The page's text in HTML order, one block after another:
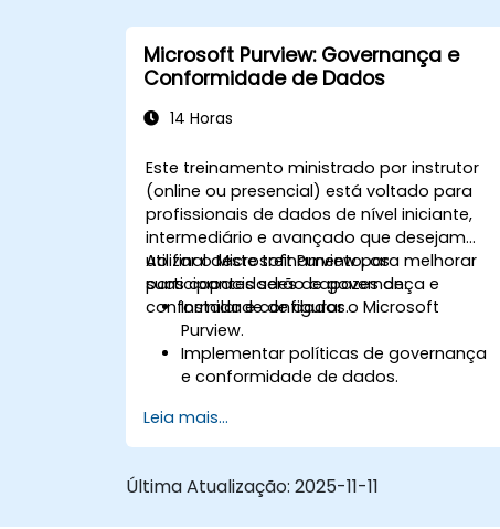
Microsoft Purview: Governança e
Conformidade de Dados
14 Horas
Este treinamento ministrado por instrutor
(online ou presencial) está voltado para
profissionais de dados de nível iniciante,
intermediário e avançado que desejam
utilizar o Microsoft Purview para melhorar
suas capacidades de governança e
conformidade de dados.
Ao final deste treinamento, os
participantes serão capazes de:
Instalar e configurar o Microsoft
Purview.
Implementar políticas de governança
e conformidade de dados.
classificação de dados.
Monitorar e gerenciar a conformidade
Leia mais...
Última Atualização: 2025-11-11